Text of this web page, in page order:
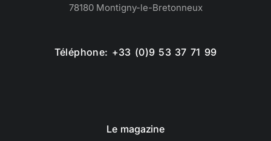
78180 Montigny-le-Bretonneux
Téléphone: +33 (0)9 53 37 71 99
Le magazine